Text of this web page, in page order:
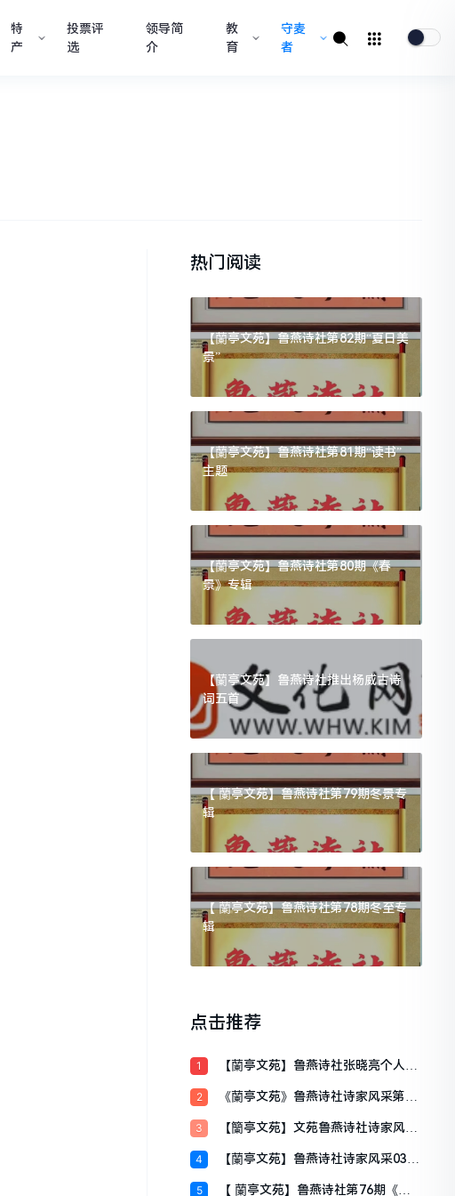
特
产
投票评
选
领导简
介
教
育
守麦
者
热门阅读
【蘭亭文苑】鲁燕诗社第82期“夏日美
景”
【蘭亭文苑】鲁燕诗社第81期“读书”
主题
【蘭亭文苑】鲁燕诗社第80期《春
景》专辑
【蘭亭文苑】鲁燕诗社推出杨威古诗
词五首
【 蘭亭文苑】鲁燕诗社第79期冬景专
辑
【 蘭亭文苑】鲁燕诗社第78期冬至专
辑
点击推荐
1
【蘭亭文苑】鲁燕诗社张晓亮个人专
2
《蘭亭文苑》鲁燕诗社诗家风采第61
3
【籣亭文苑】文苑鲁燕诗社诗家风采
4
【蘭亭文苑】鲁燕诗社诗家风采035
5 【 蘭亭文苑】鲁燕诗社第76期《霜